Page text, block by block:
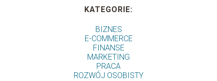
KATEGORIE:
BIZNES
E-COMMERCE
FINANSE
MARKETING
PRACA
ROZWÓJ OSOBISTY